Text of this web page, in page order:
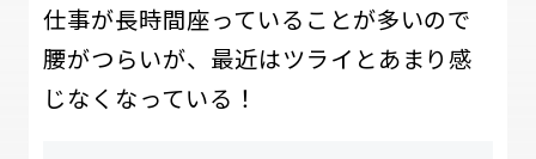
仕事が長時間座っていることが多いので
腰がつらいが、最近はツライとあまり感
じなくなっている！